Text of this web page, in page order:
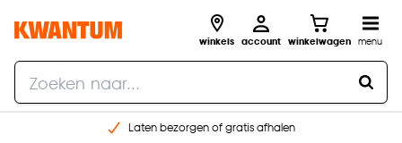
winkels account winkelwagen menu
Laten bezorgen of gratis afhalen